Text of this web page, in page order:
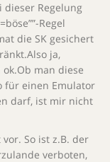
Regelung
Regel
die SK gesichert
ja,
ok.Ob man diese
für einen Emulator
darf, ist mir nicht
So ist z.B. der
verboten,